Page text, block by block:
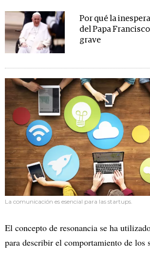
Por qué la
del Papa
grave
La comunicación es esencial para las startups.
El concepto de resonancia se ha
para describir el comportamiento de los